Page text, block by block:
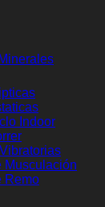
Indoor
Musculación
Remo